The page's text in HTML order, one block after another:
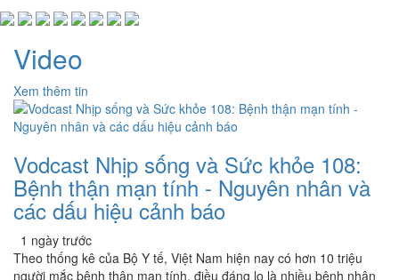
Video
Xem thêm tin
Vodcast Nhịp sống và Sức khỏe 108:
Bệnh thận mạn tính - Nguyên nhân và
các dấu hiệu cảnh báo
1 ngày trước
Theo thống kê của Bộ Y tế, Việt Nam hiện nay có hơn 10 triệu
người mắc bệnh thận mạn tính, điều đáng lo là nhiều bệnh nhân